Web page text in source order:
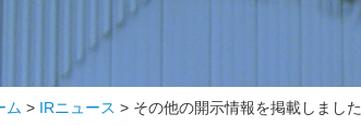
ム > IRニュース > その他の開示情報を掲載しました